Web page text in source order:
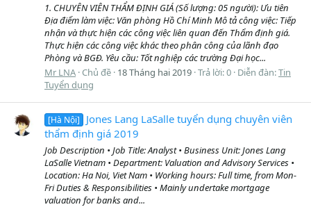
1. CHUYÊN VIÊN THẨM ĐỊNH GIÁ (Số lượng: 05 người): Ưu tiên
Địa điểm làm việc: Văn phòng Hồ Chí Minh Mô tả công việc: Tiếp
nhận và thực hiện các công việc liên quan đến Thẩm định giá.
Thực hiện các công việc khác theo phân công của lãnh đạo
Phòng và BGĐ. Yêu cầu: Tốt nghiệp các trường Đại học...
Mr LNA Chủ đề 18 Tháng hai 2019 Trả lời: 0 Diễn đàn:Tin
Tuyển dụng
[Hà Nội]
Jones Lang LaSalle tuyển dụng chuyên viên
thẩm định giá 2019
Job Description • Job Title: Analyst • Business Unit: Jones Lang
LaSalle Vietnam • Department: Valuation and Advisory Services •
Location: Ha Noi, Viet Nam • Working hours: Full time, from Mon-
Fri Duties & Responsibilities • Mainly undertake mortgage
valuation for banks and...